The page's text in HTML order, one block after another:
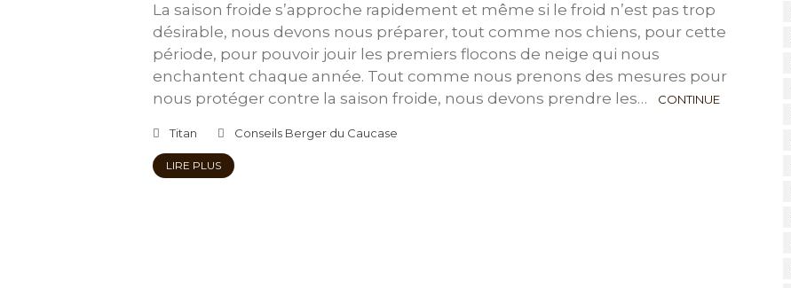
La saison froide s’approche rapidement et même si le froid n’est pas trop
désirable, nous devons nous préparer, tout comme nos chiens, pour cette
période, pour pouvoir jouir les premiers flocons de neige qui nous
enchantent chaque année. Tout comme nous prenons des mesures pour
nous protéger contre la saison froide, nous devons prendre les…
CONTINUE
Titan Conseils Berger du Caucase
LIRE PLUS